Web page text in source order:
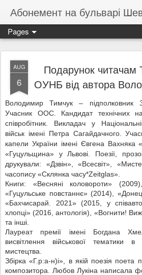
Абонемент на бульварі
Pages
AUG
6
Подарунок читачам
ОУНБ від автора
Володимир Тимчук – підполковник
Учасник ООС. Кандидат технічних
співробітник. Викладач у
військ імені Петра Сагайдачного.
капели України імені Євгена
«Гуцульщина» у Львові. Поезії,
друкували: «Дзвін», «Всесвіт»,
часопису «Склянка часу*Zeitglas».
Книги: «Весняні коловороти»
«Гуцульське повстаннє» (2014),
«Бахчисарай. 2021» (2015, у
хлопці» (2016, антологія), «Вогнити!
та інші.
Лауреат премії імені Богдана
висвітлення військової тематики
мистецтва.
Збірка «Г.р:а-н)і», в якій поезія поета
композитора. Любов Лукіна написала